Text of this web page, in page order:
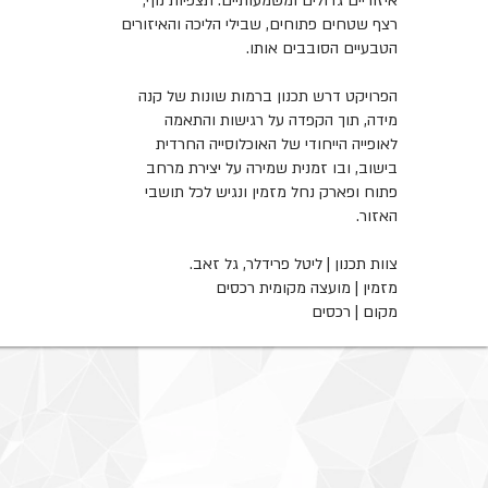
רצף שטחים פתוחים, שבילי הליכה והאיזורים
הטבעיים הסובבים אותו.
הפרויקט דרש תכנון ברמות שונות של קנה
מידה, תוך הקפדה על רגישות והתאמה
לאופייה הייחודי של האוכלוסייה החרדית
בישוב, ובו זמנית שמירה על יצירת מרחב
פתוח ופארק נחל מזמין ונגיש לכל תושבי
האזור.
צוות תכנון | ליטל פרידלר, גל זאב.
מזמין | מועצה מקומית רכסים
מקום | רכסים